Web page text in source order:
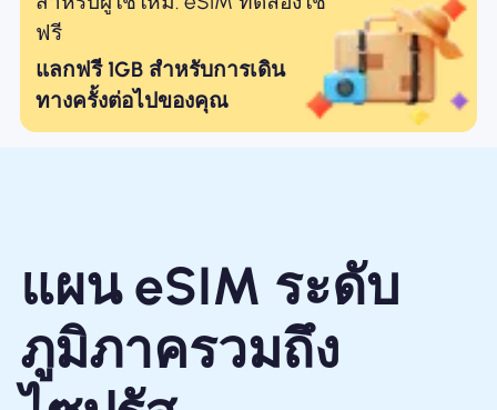
ฟรี
แลกฟรี 1GB สำหรับการเดิน
ทางครั้งต่อไปของคุณ
แผน eSIM ระดับ
ภูมิภาครวมถึง